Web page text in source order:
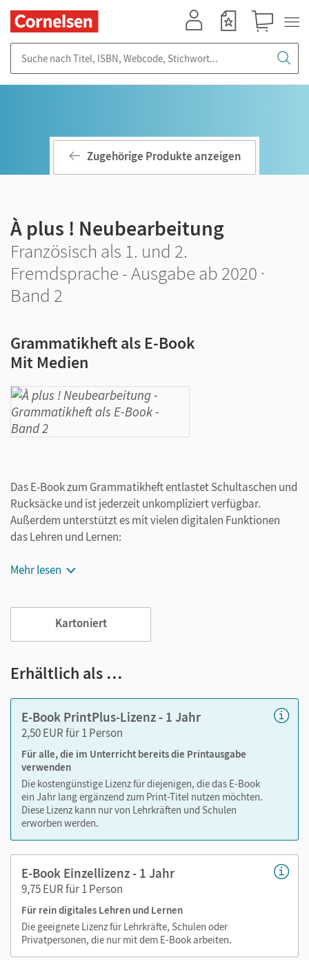
Zugehörige Produkte anzeigen
À plus ! Neubearbeitung
Französisch als 1. und 2.
Fremdsprache - Ausgabe ab 2020 ·
Band 2
Grammatikheft als E-Book
Mit Medien
Das E-Book zum Grammatikheft entlastet Schultaschen und
Rucksäcke und ist jederzeit unkompliziert verfügbar.
Außerdem unterstützt es mit vielen digitalen Funktionen
das Lehren und Lernen:
Notizen erstellen
Text ergänzen
Lesezeichen hinzufügen
im Text suchen
sind seitengenau platziert, damit Sie und Ihre Schüler/-innen
jederzeit unkompliziert darauf zugreifen können. So
gestalten Sie das Lehren und Lernen zeitsparend und
abwechslungsreich.
Medien in diesem E-Book:
Erklärfilme
Mehr lesen
Kartoniert
Erhältlich als …
E-Book PrintPlus-Lizenz - 1 Jahr
2,50 EUR für 1 Person
Für alle, die im Unterricht bereits die Printausgabe
verwenden
Die kostengünstige Lizenz für diejenigen, die das E-Book
ein Jahr lang ergänzend zum Print-Titel nutzen möchten.
Diese Lizenz kann nur von Lehrkräften und Schulen
erworben werden.
E-Book Einzellizenz - 1 Jahr
9,75 EUR für 1 Person
Für rein digitales Lehren und Lernen
Die geeignete Lizenz für Lehrkräfte, Schulen oder
Privatpersonen, die nur mit dem E-Book arbeiten.